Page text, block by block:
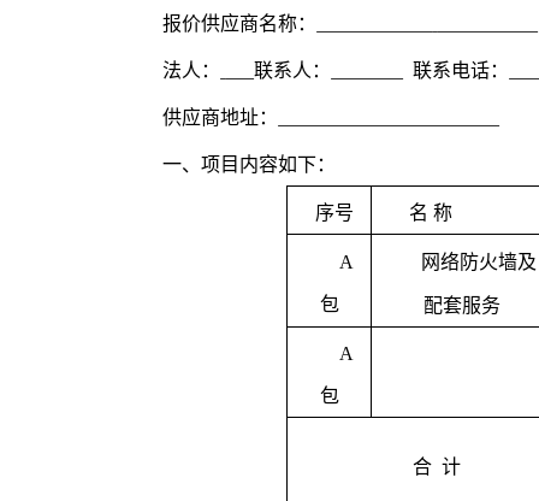
报价供应商名称：
法人： 联系人： 联系电话：
供应商地址：
一、项目内容如下：
序号 名 称
A
包
网络防火墙及
配套服务
A
包
合 计